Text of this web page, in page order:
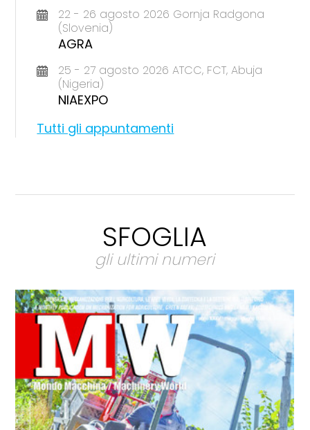
22 - 26 agosto 2026 Gornja Radgona
(Slovenia)
AGRA
25 - 27 agosto 2026 ATCC, FCT, Abuja
(Nigeria)
NIAEXPO
Tutti gli appuntamenti
SFOGLIA
gli ultimi numeri